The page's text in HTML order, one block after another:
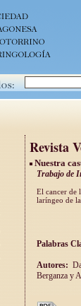
Revista
Nuestra
Trabajo de
El cancer de
laríngeo de
Palabras
Autores:
Berganza y